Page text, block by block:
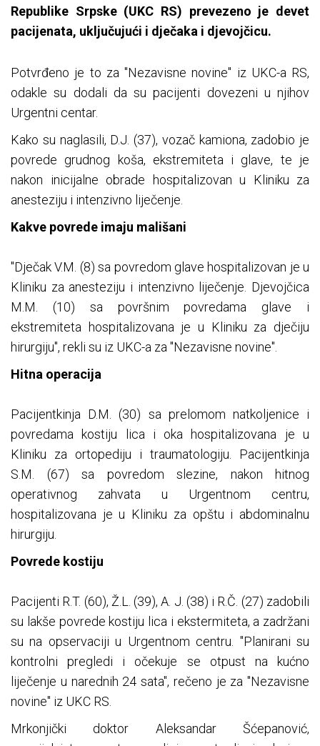
Republike Srpske (UKC RS) prevezeno je devet
pacijenata, uključujući i dječaka i djevojčicu.
Potvrđeno je to za "Nezavisne novine" iz UKC-a RS,
odakle su dodali da su pacijenti dovezeni u njihov
Urgentni centar.
Kako su naglasili, D.J. (37), vozač kamiona, zadobio je
povrede grudnog koša, ekstremiteta i glave, te je
nakon inicijalne obrade hospitalizovan u Kliniku za
anesteziju i intenzivno liječenje.
Kakve povrede imaju mališani
"Dječak V.M. (8) sa povredom glave hospitalizovan je u
Kliniku za anesteziju i intenzivno liječenje. Djevojčica
M.M. (10) sa površnim povredama glave i
ekstremiteta hospitalizovana je u Kliniku za dječiju
hirurgiju", rekli su iz UKC-a za "Nezavisne novine".
Hitna operacija
Pacijentkinja D.M. (30) sa prelomom natkoljenice i
povredama kostiju lica i oka hospitalizovana je u
Kliniku za ortopediju i traumatologiju. Pacijentkinja
S.M. (67) sa povredom slezine, nakon hitnog
operativnog zahvata u Urgentnom centru,
hospitalizovana je u Kliniku za opštu i abdominalnu
hirurgiju.
Povrede kostiju
Pacijenti R.T. (60), Ž.L. (39), A. J. (38) i R.Č. (27) zadobili
su lakše povrede kostiju lica i ekstermiteta, a zadržani
su na opservaciji u Urgentnom centru. "Planirani su
kontrolni pregledi i očekuje se otpust na kućno
liječenje u narednih 24 sata", rečeno je za "Nezavisne
novine" iz UKC RS.
Mrkonjički doktor Aleksandar Šćepanović,